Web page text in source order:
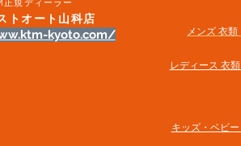
正規ディーラー
トオート山科店
kyoto.com/ メンズ 衣類
レディース 衣
キッズ・ベビ